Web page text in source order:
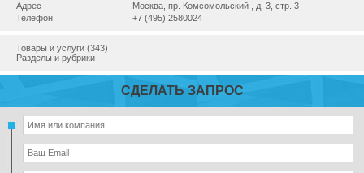
Адрес
Москва, пр. Комсомольский , д. 3, стр. 3
Телефон
+7 (495) 2580024
Товары и услуги (343)
Разделы и рубрики
СДЕЛАТЬ ЗАПРОС